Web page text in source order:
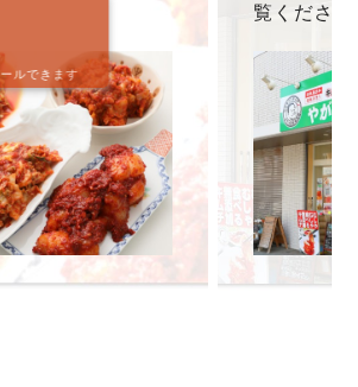
覧くださ
ルできます